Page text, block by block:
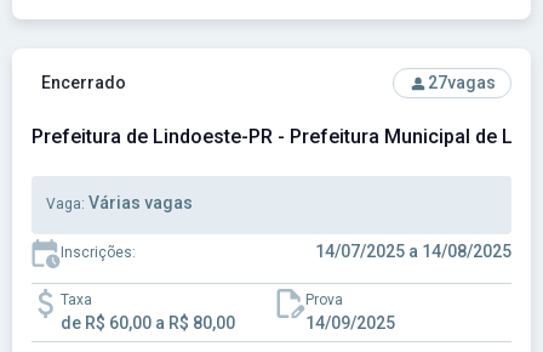
Ver concurso: Prefeitura de Lindoeste-PR - Prefeitura
Encerrado 27vagas
Prefeitura de Lindoeste-PR - Prefeitura Municipal de
Vaga: Várias vagas
Inscrições: 14/07/2025 a 14/08/2025
Taxa
de R$ 60,00 a R$ 80,00
Prova
14/09/2025